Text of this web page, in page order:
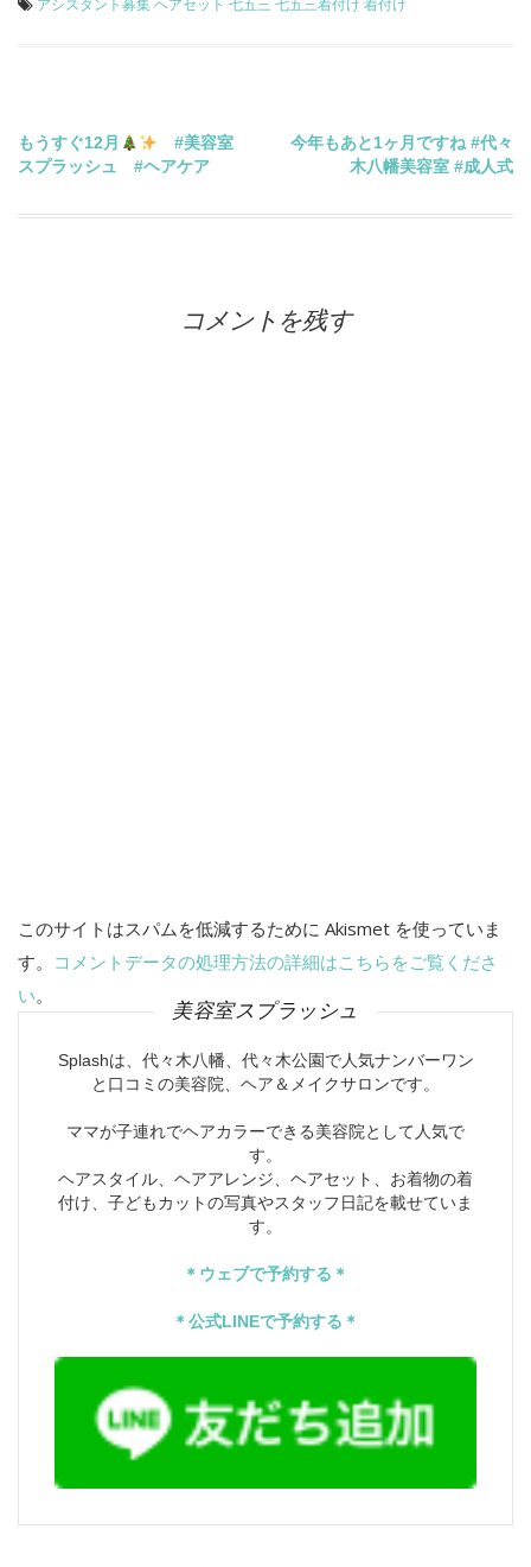
アシスタント募集ヘアセット 七五三 七五三着付け 着付け
投
稿
もうすぐ12月
#美容室
スプラッシュ #ヘアケア
今年もあと1ヶ月ですね #代々
木八幡美容室 #成人式
コメントを残す
このサイトはスパムを低減するために Akismet を使っていま
す。 コメントデータの処理方法の詳細はこちらをご覧くださ
い。
美容室スプラッシュ
Splashは、代々木八幡、代々木公園で人気ナンバーワン
と口コミの美容院、ヘア＆メイクサロンです。
ママが子連れでヘアカラーできる美容院として人気で
す。
ヘアスタイル、ヘアアレンジ、ヘアセット、お着物の着
付け、子どもカットの写真やスタッフ日記を載せていま
す。
＊ウェブで予約する＊
＊公式LINEで予約する＊